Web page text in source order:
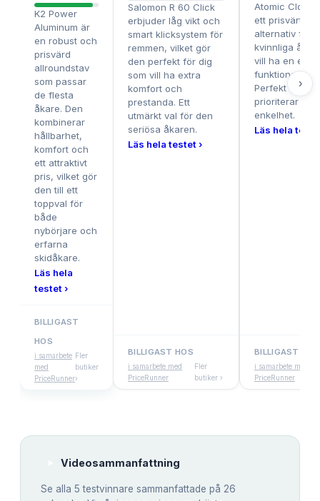
K2 Power
Aluminum är
en robust och
prisvärd
allroundstav
som passar
de flesta
åkare. Den
kombinerar
hållbarhet,
komfort och
ett attraktivt
pris, vilket gör
den till ett
toppval för
både
nybörjare och
erfarna
skidåkare.
Läs hela
testet ›
BILLIGAST
HOS
i samarbete
med
PriceRunner
Fler
butiker
›
Salomon R 60 Click
erbjuder låg vikt och
smart klicksystem för
remmen, vilket gör
den perfekt för dig
som vill ha extra
komfort och
prestanda. Ett
utmärkt val för den
seriösa åkaren.
Läs hela testet ›
BILLIGAST HOS
i samarbete med
PriceRunner
Fler
butiker ›
Atomic Cloud
ett prisvärt
alternativ för
kvinnliga
vill ha en
funktionell
Perfekt för dig
prioriterar
enkelhet.
Läs hela
BILLIGAST HOS
i samarbete med
PriceRunner
›
Videosammanfattning
Se alla 5 testvinnare sammanfattade på 26